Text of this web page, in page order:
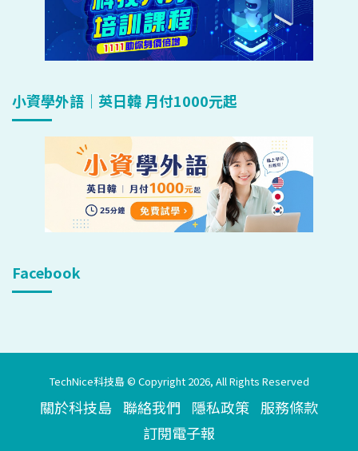
小資學外語｜英日韓 月付1000元起
Facebook
TechNice科技島 © Copyright 2026, All Rights Reserved
關於科技島 聯絡我們 隱私政策 服務條款
訂閱電子報